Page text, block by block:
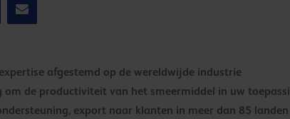
afgestemd op de wereldwijde industrie
om de productiviteit van het smeermiddel in uw
export naar klanten in meer dan 85 landen